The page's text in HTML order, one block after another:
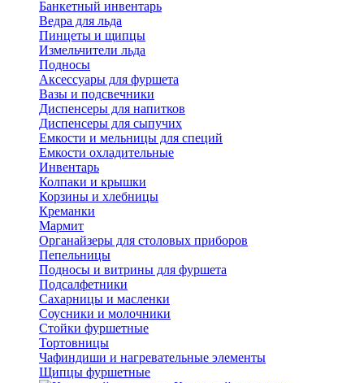
Банкетный инвентарь
Ведра для льда
Пинцеты и щипцы
Измельчители льда
Подносы
Аксессуары для фуршета
Вазы и подсвечники
Диспенсеры для напитков
Диспенсеры для сыпучих
Емкости и мельницы для специй
Емкости охладительные
Инвентарь
Колпаки и крышки
Корзины и хлебницы
Креманки
Мармит
Органайзеры для столовых приборов
Пепельницы
Подносы и витрины для фуршета
Подсалфетники
Сахарницы и масленки
Соусники и молочники
Стойки фуршетные
Тортовницы
Чафиндиши и нагревательные элементы
Щипцы фуршетные